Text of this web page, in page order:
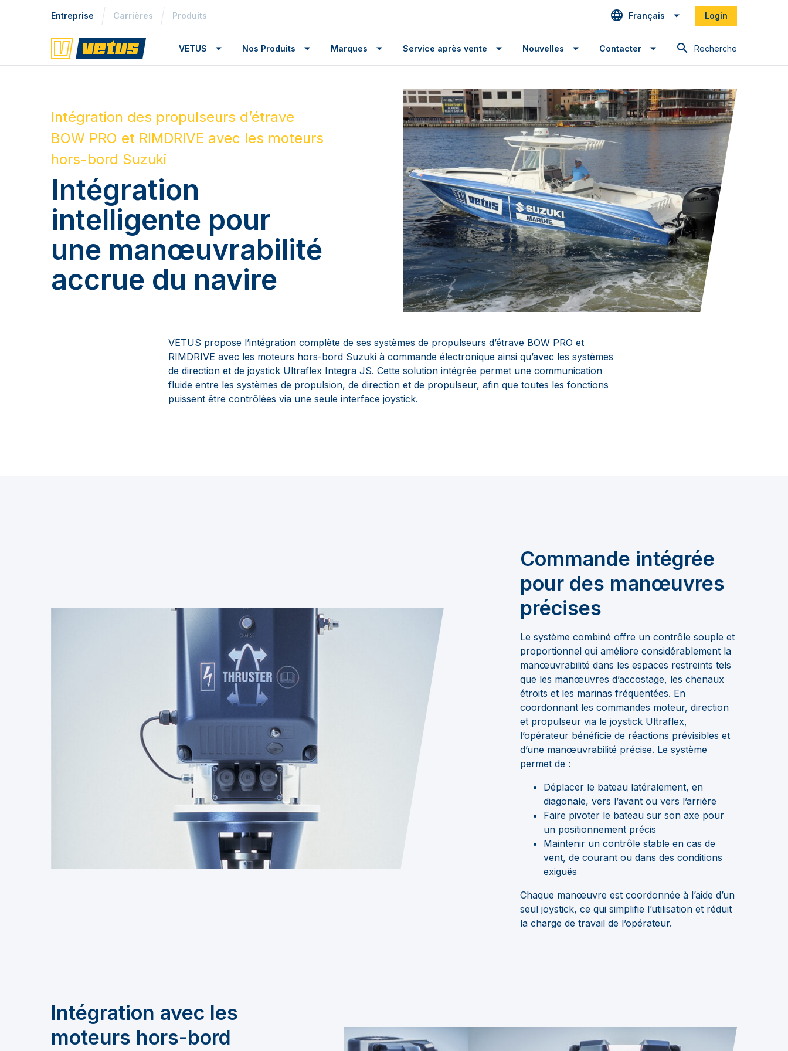
Entreprise Carrières Produits Français Login
Recherche
VETUS Nos Produits Marques Service après vente Nouvelles Contacter
Intégration des propulseurs d’étrave
BOW PRO et RIMDRIVE avec les moteurs
hors-bord Suzuki
Intégration
intelligente pour
une manœuvrabilité
accrue du navire
VETUS propose l’intégration complète de ses systèmes de propulseurs d’étrave BOW PRO et
RIMDRIVE avec les moteurs hors-bord Suzuki à commande électronique ainsi qu’avec les systèmes
de direction et de joystick Ultraflex Integra JS. Cette solution intégrée permet une communication
fluide entre les systèmes de propulsion, de direction et de propulseur, afin que toutes les fonctions
puissent être contrôlées via une seule interface joystick.
Commande intégrée
pour des manœuvres
précises
Le système combiné offre un contrôle souple et
proportionnel qui améliore considérablement la
manœuvrabilité dans les espaces restreints tels
que les manœuvres d’accostage, les chenaux
étroits et les marinas fréquentées. En
coordonnant les commandes moteur, direction
et propulseur via le joystick Ultraflex,
l’opérateur bénéficie de réactions prévisibles et
d’une manœuvrabilité précise. Le système
permet de :
Déplacer le bateau latéralement, en
diagonale, vers l’avant ou vers l’arrière
Faire pivoter le bateau sur son axe pour
un positionnement précis
Maintenir un contrôle stable en cas de
vent, de courant ou dans des conditions
exiguës
Chaque manœuvre est coordonnée à l’aide d’un
seul joystick, ce qui simplifie l’utilisation et réduit
la charge de travail de l’opérateur.
Intégration avec les
moteurs hors-bord